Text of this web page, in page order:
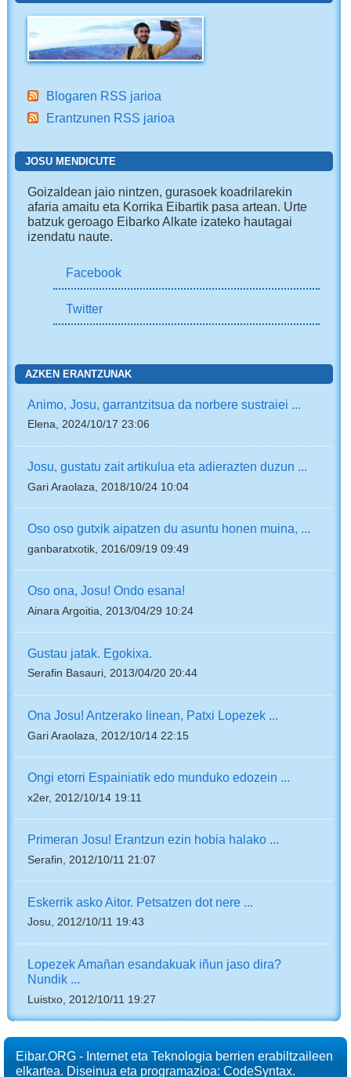
Blogaren RSS jarioa
Erantzunen RSS jarioa
JOSU MENDICUTE
Goizaldean jaio nintzen, gurasoek koadrilarekin
afaria amaitu eta Korrika Eibartik pasa artean. Urte
batzuk geroago Eibarko Alkate izateko hautagai
izendatu naute.
Facebook
Twitter
AZKEN ERANTZUNAK
Animo, Josu, garrantzitsua da norbere sustraiei ...
Elena, 2024/10/17 23:06
Josu, gustatu zait artikulua eta adierazten duzun ...
Gari Araolaza, 2018/10/24 10:04
Oso oso gutxik aipatzen du asuntu honen muina, ...
ganbaratxotik, 2016/09/19 09:49
Oso ona, Josu! Ondo esana!
Ainara Argoitia, 2013/04/29 10:24
Gustau jatak. Egokixa.
Serafin Basauri, 2013/04/20 20:44
Ona Josu! Antzerako linean, Patxi Lopezek ...
Gari Araolaza, 2012/10/14 22:15
Ongi etorri Espainiatik edo munduko edozein ...
x2er, 2012/10/14 19:11
Primeran Josu! Erantzun ezin hobia halako ...
Serafin, 2012/10/11 21:07
Eskerrik asko Aitor. Petsatzen dot nere ...
Josu, 2012/10/11 19:43
Lopezek Amañan esandakuak iñun jaso dira?
Nundik ...
Luistxo, 2012/10/11 19:27
Eibar.ORG - Internet eta Teknologia berrien erabiltzaileen
elkartea. Diseinua eta programazioa: CodeSyntax.